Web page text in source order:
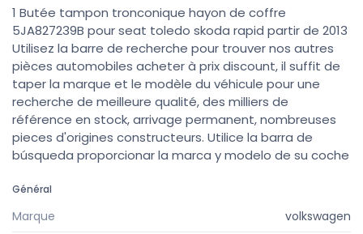
1 Butée tampon tronconique hayon de coffre
5JA827239B pour seat toledo skoda rapid partir de 2013
Utilisez la barre de recherche pour trouver nos autres
pièces automobiles acheter à prix discount, il suffit de
taper la marque et le modèle du véhicule pour une
recherche de meilleure qualité, des milliers de
référence en stock, arrivage permanent, nombreuses
pieces d'origines constructeurs. Utilice la barra de
búsqueda proporcionar la marca y modelo de su coche
Général
Marque
volkswagen